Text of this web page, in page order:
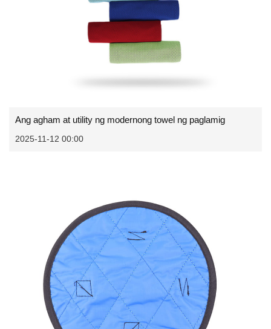
Ang agham at utility ng modernong towel ng paglamig
2025-11-12 00:00